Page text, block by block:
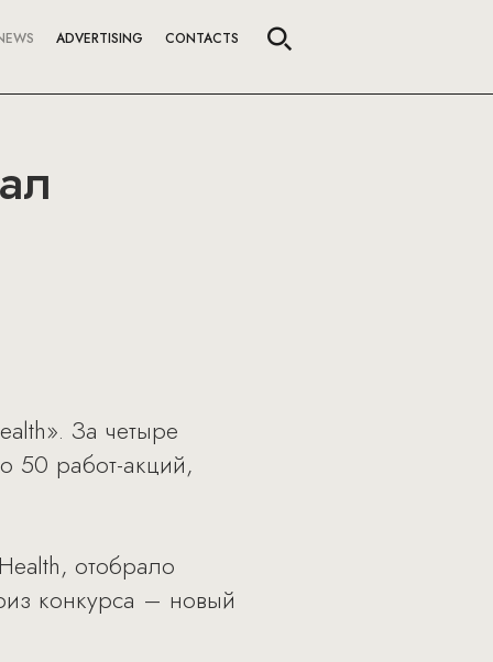
ADVERTISING CONTACTS
За четыре
50 работ-акций,
отобрало
конкурса – новый